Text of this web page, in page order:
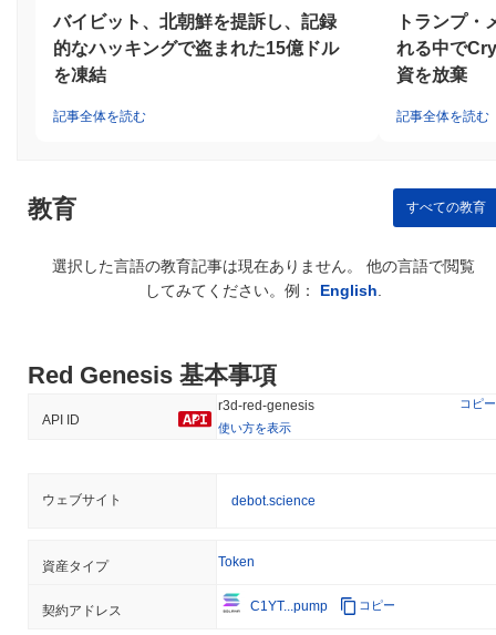
バイビット、北朝鮮を提訴し、記録
的なハッキングで盗まれた15億ドル
を凍結
記事全体を読む
トランプ・
れる中で
資を放棄
記事全体を読む
教育 すべての教育
選択した言語の教育記事は現在ありません。 他の言語で閲覧
してみてください。例： English
Red Genesis 基本事項
API ID
r3d-red-genesis
コピー
使い方を表示
ウェブサイト debot.science
資産タイプ Token
契約アドレス C1YT...pump コピー